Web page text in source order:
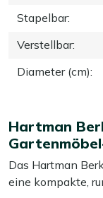
Stapelbar:
Verstellbar:
Diameter (cm):
Hartman
Das Hartman
eine kompakte,